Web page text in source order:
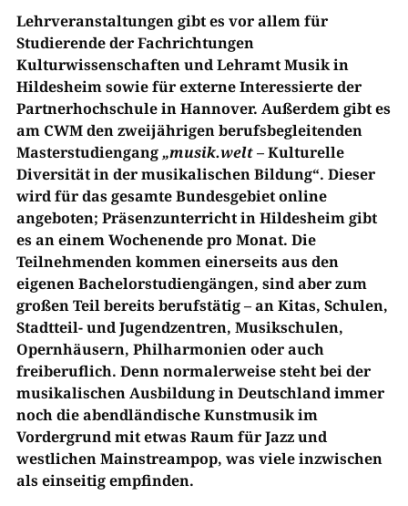
Lehrveranstaltungen gibt es vor allem für
Studierende der Fachrichtungen
Kulturwissenschaften und Lehramt Musik in
Hildesheim sowie für externe Interessierte der
Partnerhochschule in Hannover. Außerdem gibt es
am CWM den zweijährigen berufsbegleitenden
Masterstudiengang„musik.welt– Kulturelle
Diversität in der musikalischen Bildung“. Dieser
wird für das gesamte Bundesgebiet online
angeboten; Präsenzunterricht in Hildesheim gibt
es an einem Wochenende pro Monat. Die
Teilnehmenden kommen einerseits aus den
eigenen Bachelorstudiengängen, sind aber zum
großen Teil bereits berufstätig – an Kitas, Schulen,
Stadtteil- und Jugendzentren, Musikschulen,
Opernhäusern, Philharmonien oder auch
freiberuflich. Denn normalerweise steht bei der
musikalischen Ausbildung in Deutschland immer
noch die abendländische Kunstmusik im
Vordergrund mit etwas Raum für Jazz und
westlichen Mainstreampop, was viele inzwischen
als einseitig empfinden.